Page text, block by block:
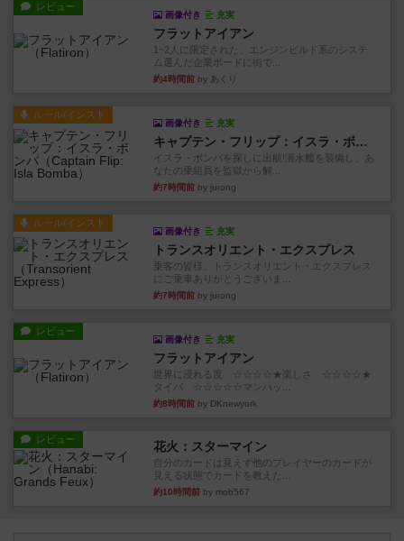
レビュー
画像付き 充実
フラットアイアン
1~2人に限定された、エンジンビルド系のシステ
ム選んだ企業ボードに街で...
約4時間前 by あくり
ルール/インスト
画像付き 充実
キャプテン・フリップ：イスラ・ボンバ
イスラ・ボンバを探しに出航!潜水艦を装備し、あ
なたの乗組員を監獄から解...
約7時間前 by jurong
ルール/インスト
画像付き 充実
トランスオリエント・エクスプレス
乗客の皆様、トランスオリエント・エクスプレス
にご乗車ありがとうございま...
約7時間前 by jurong
レビュー
画像付き 充実
フラットアイアン
世界に浸れる度 ☆☆☆☆★楽しさ ☆☆☆☆★
タイパ ☆☆☆☆☆マンハッ...
約8時間前 by DKnewyork
レビュー 花火：スターマイン
自分のカードは見えず他のプレイヤーのカードが
見える状態でカードを教えた...
約10時間前 by mob567